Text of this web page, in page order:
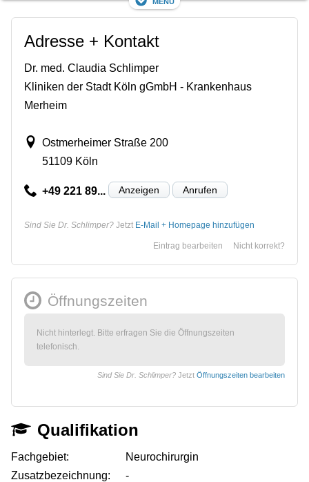
Adresse + Kontakt
Dr. med. Claudia Schlimper
Kliniken der Stadt Köln gGmbH - Krankenhaus
Merheim
Ostmerheimer Straße 200
51109 Köln
+49 221 89... Anzeigen Anrufen
Sind Sie Dr. Schlimper? Jetzt E-Mail + Homepage hinzufügen
Nicht korrekt?
Eintrag bearbeiten
Öffnungszeiten
Nicht hinterlegt. Bitte erfragen Sie die Öffnungszeiten
telefonisch.
Sind Sie Dr. Schlimper? Jetzt Öffnungszeiten bearbeiten
Qualifikation
Fachgebiet:
Neurochirurgin
Zusatzbezeichnung:
-